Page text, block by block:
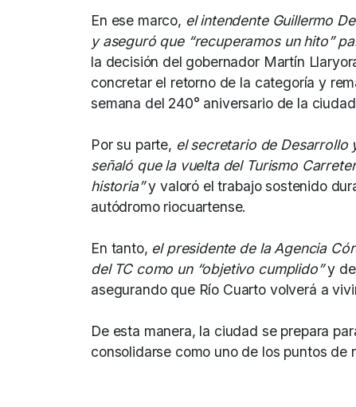
En ese marco, el intendente Guillermo
y aseguró que “recuperamos un hito”
la decisión del gobernador Martín
concretar el retorno de la categoría y
semana del 240° aniversario de la
Por su parte, el secretario de Desarrollo
señaló que la vuelta del Turismo
historia”y valoró el trabajo sostenido
autódromo riocuartense.
En tanto, el presidente de la Agencia
del TC como un “objetivo cumplido”y
asegurando que Río Cuarto volverá a
De esta manera, la ciudad se prepara
consolidarse como uno de los puntos de